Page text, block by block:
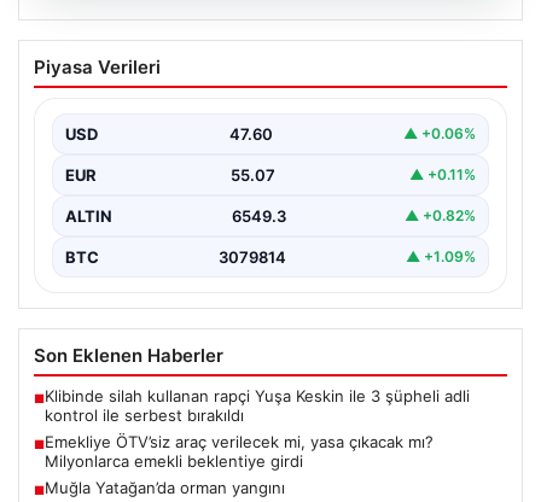
Emekliye ÖTV’siz araç verilecek mi,
yasa çıkacak mı? Milyonlarca emekli
Piyasa Verileri
USD 47.60 ▲ +0.06%
EUR 55.07 ▲ +0.11%
ALTIN 6549.3 ▲ +0.82%
BTC 3079814 ▲ +1.09%
Son Eklenen Haberler
■Klibinde silah kullanan rapçi Yuşa Keskin ile 3 şüpheli adli
kontrol ile serbest bırakıldı
■Emekliye ÖTV’siz araç verilecek mi, yasa çıkacak mı?
Milyonlarca emekli beklentiye girdi
■Muğla Yatağan’da orman yangını